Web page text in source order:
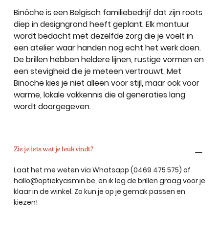
Binôcheis eenBelgisch familiebedrijf dat zijn roots
diep in designgrond heeft geplant. Elk montuur
wordt bedacht met dezelfde zorg die je voelt in
een atelier waar handen nog echt het werk doen.
De brillen hebbenheldere lijnen, rustige vormenen
eenstevigheiddie je meteen vertrouwt. Met
Binoche kies je niet alleen voorstijl, maar ook voor
warme, lokale vakkennis die al generaties lang
wordt doorgegeven.
Zie je iets wat je leuk vindt?
Laat het me weten via Whatsapp (0469 475 575) of
hallo@optiekyasmin.be, en ik leg de brillen graag voor je
klaar in de winkel. Zo kun je op je gemak passen en
kiezen!